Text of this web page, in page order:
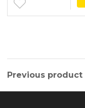
Previous product